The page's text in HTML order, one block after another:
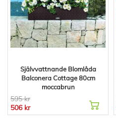
Självvattnande Blomlåda
Balconera Cottage 80cm
moccabrun
595 kr
506 kr